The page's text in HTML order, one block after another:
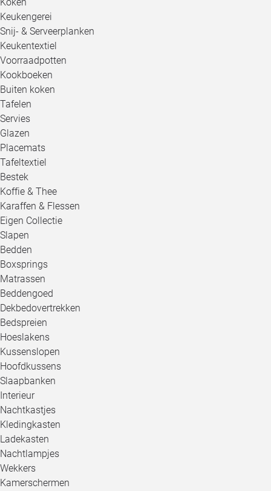
Keukengerei
Snij- & Serveerplanken
Keukentextiel
Voorraadpotten
Kookboeken
Buiten koken
Tafelen
Servies
Glazen
Placemats
Tafeltextiel
Bestek
Koffie & Thee
Karaffen & Flessen
Eigen Collectie
Slapen
Bedden
Boxsprings
Matrassen
Beddengoed
Dekbedovertrekken
Bedspreien
Hoeslakens
Kussenslopen
Hoofdkussens
Slaapbanken
Interieur
Nachtkastjes
Kledingkasten
Ladekasten
Nachtlampjes
Wekkers
Kamerschermen